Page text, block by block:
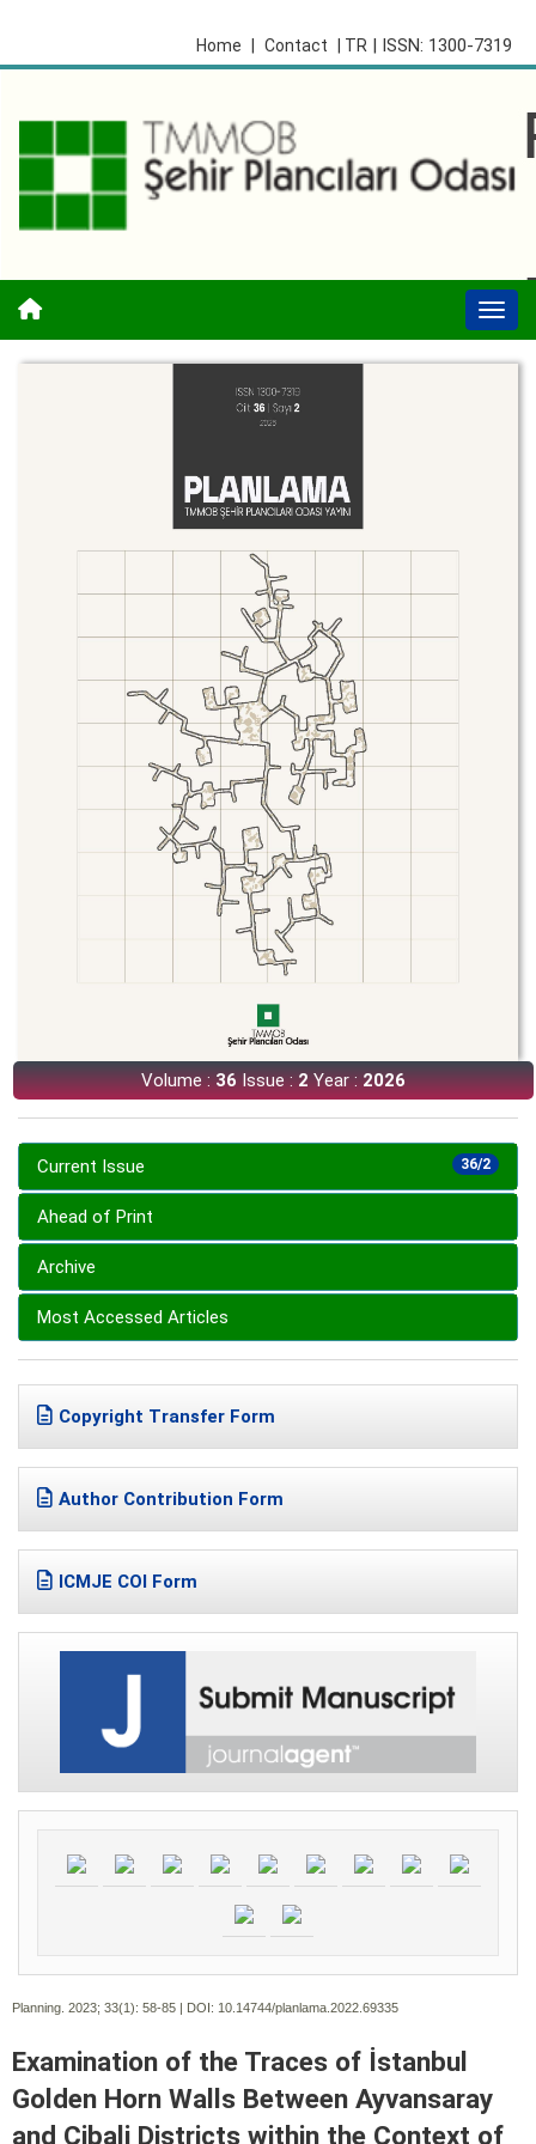
| ISSN: 1300-7319
| TR
Contact
Home
Volume :36Issue :2Year :2026
36/2
Current Issue
Ahead of Print
Archive
Most Accessed Articles
Copyright Transfer Form
Author Contribution Form
ICMJE COI Form
Planning. 2023; 33(1): 58-85 | DOI: 10.14744/planlama.2022.69335
Examination of the Traces of İstanbul
Golden Horn Walls Between Ayvansaray
and Cibali Districts within the Context of